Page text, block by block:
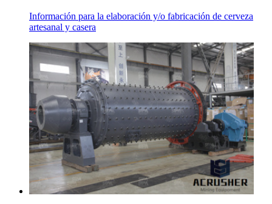
Información para la elaboración y/o fabricación de cerveza
artesanal y casera